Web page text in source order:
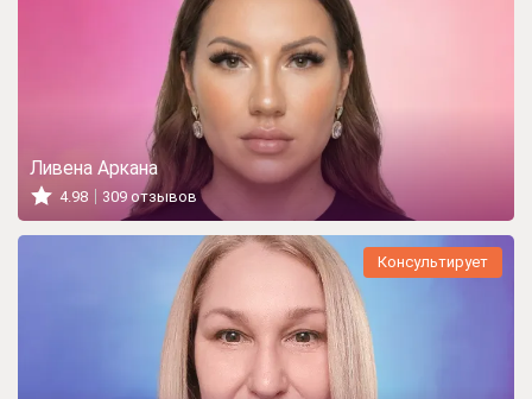
Ливена Аркана
4.98 309 отзывов
Консультирует